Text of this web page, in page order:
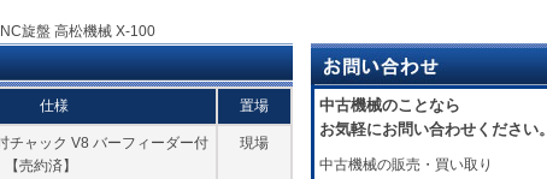
旋盤 高松機械 X-100
仕様 置場
チャック V8 バーフィーダー付
売約済】
現場
中古機械のことなら
お気軽にお問い合わせください。
中古機械の販売・買い取り